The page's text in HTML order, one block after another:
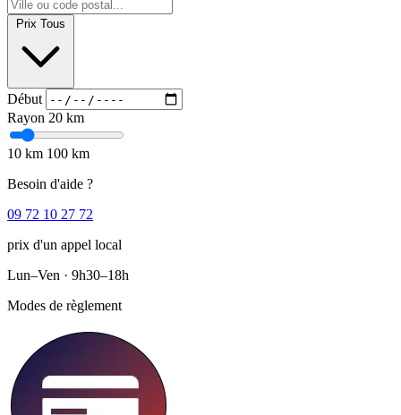
Prix Tous
Début
Rayon 20 km
10 km 100 km
Besoin d'aide ?
09 72 10 27 72
prix d'un appel local
Lun–Ven · 9h30–18h
Modes de règlement